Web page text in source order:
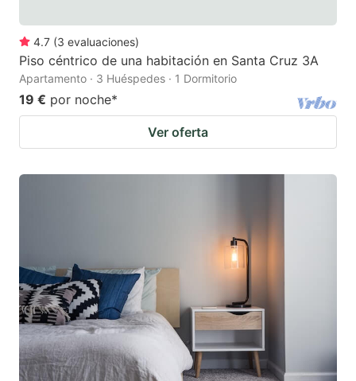
4.7 (3 evaluaciones)
Piso céntrico de una habitación en Santa Cruz 3A
Apartamento · 3 Huéspedes · 1 Dormitorio
19 € por noche*
Ver oferta